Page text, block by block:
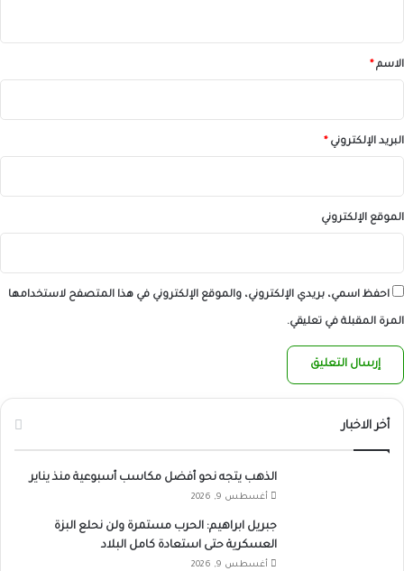
*الاسم *
البريد الإلكتروني *
الموقع الإلكتروني
احفظ اسمي، بريدي الإلكتروني، والموقع الإلكتروني في هذا المتصفح لاستخدامها
المرة المقبلة في تعليقي.
أخر الاخبار
الذهب يتجه نحو أفضل مكاسب أسبوعية منذ يناير
أغسطس 9, 2026
جبريل ابراهيم: الحرب مستمرة ولن نحلع البزة
العسكرية حتى استعادة كامل البلاد
أغسطس 9, 2026